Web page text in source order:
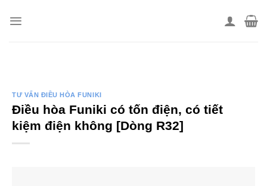
TƯ VẤN ĐIỀU HÒA FUNIKI
Điều hòa Funiki có tốn điện, có tiết
kiệm điện không [Dòng R32]